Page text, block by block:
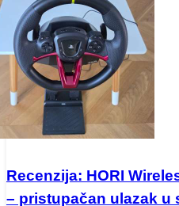
Recenzija: HORI
– pristupačan ulazak u